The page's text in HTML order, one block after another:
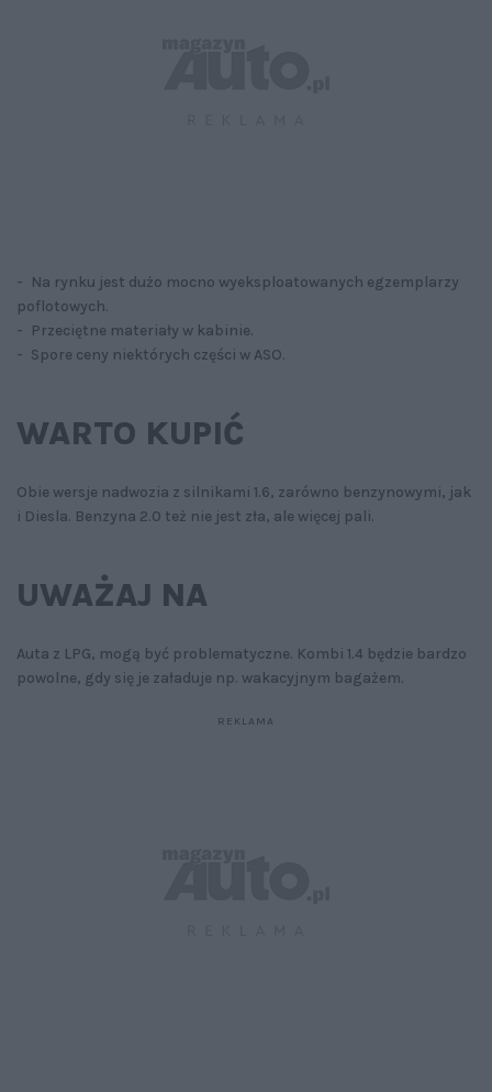
- Na rynku jest dużo mocno wyeksploatowanych egzemplarzy
poflotowych.
- Przeciętne materiały w kabinie.
- Spore ceny niektórych części w ASO.
WARTO KUPIĆ
Obie wersje nadwozia z silnikami 1.6, zarówno benzynowymi, jak
i Diesla. Benzyna 2.0 też nie jest zła, ale więcej pali.
UWAŻAJ NA
Auta z LPG, mogą być problematyczne. Kombi 1.4 będzie bardzo
powolne, gdy się je załaduje np. wakacyjnym bagażem.